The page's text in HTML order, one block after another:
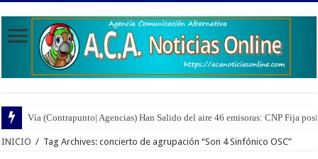
Vía (Contrapunto| Agencias) Han Salido del aire 46 emisoras: CNP Fija
INICIO / Tag Archives: concierto de agrupación “Son 4 Sinfónico OSC”